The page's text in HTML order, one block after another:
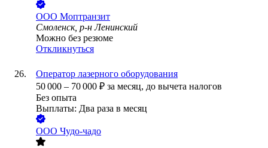
ООО Моптранзит
Смоленск, р-н Ленинский
Можно без резюме
Откликнуться
Оператор лазерного оборудования
50 000 – 70 000 ₽ за месяц, до вычета налогов
Без опыта
Выплаты: Два раза в месяц
ООО Чудо-чадо